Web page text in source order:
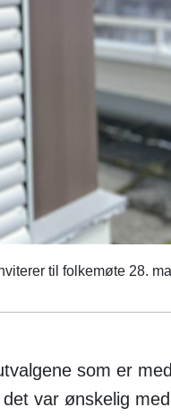
til folkemøte 28.
som er
var ønskelig